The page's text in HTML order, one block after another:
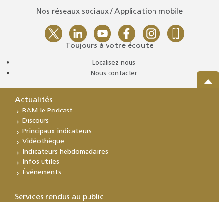
Nos réseaux sociaux / Application mobile
Toujours à votre écoute
Localisez nous
Nous contacter
Actualités
BAM le Podcast
Discours
Principaux indicateurs
Vidéothèque
Indicateurs hebdomadaires
Infos utiles
Événements
Services rendus au public